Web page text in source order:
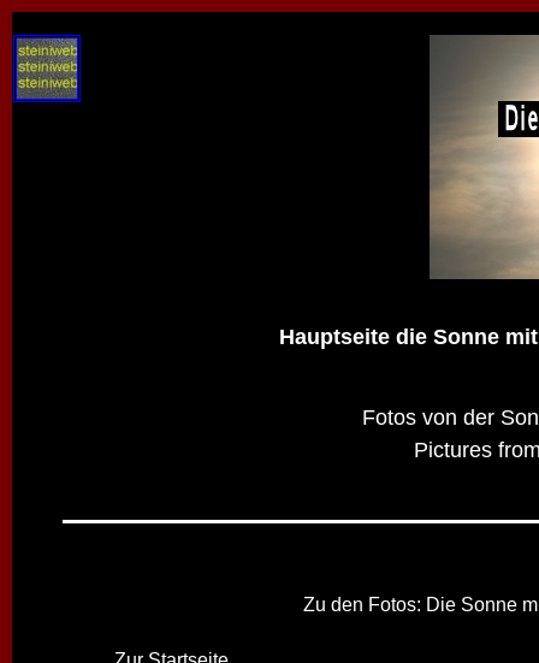
Hauptseite die Sonne
Fotos von der
Pictures
Zu den Fotos: Die Sonne